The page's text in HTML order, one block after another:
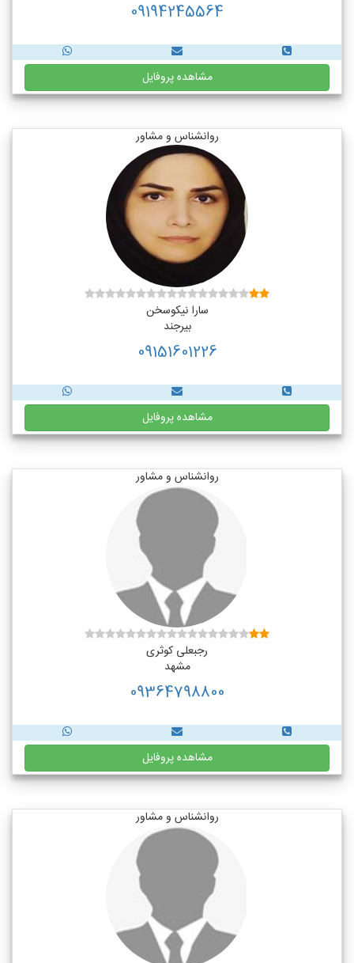
09194245564
مشاهده پروفایل
روانشناس و مشاور
سارا نیکوسخن
بیرجند
09151601226
مشاهده پروفایل
روانشناس و مشاور
رجبعلی کوثری
مشهد
09364798800
مشاهده پروفایل
روانشناس و مشاور